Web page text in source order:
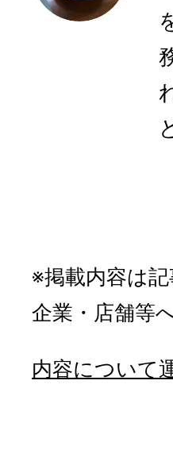
※掲載内容は
企業・店舗等
内容について